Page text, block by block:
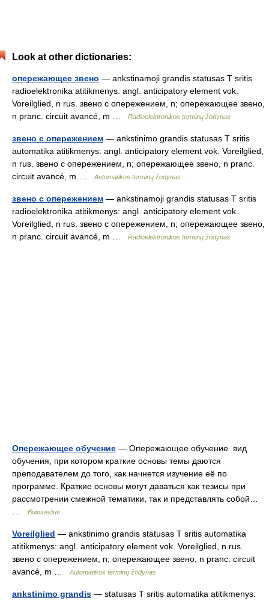
Look at other dictionaries:
опережающее звено — ankstinamoji grandis statusas T sritis
radioelektronika atitikmenys: angl. anticipatory element vok.
Voreilglied, n rus. звено с опережением, n; опережающее звено,
n pranc. circuit avancé, m …
Radioelektronikos terminų žodynas
звено с опережением — ankstinimo grandis statusas T sritis
automatika atitikmenys: angl. anticipatory element vok. Voreilglied,
n rus. звено с опережением, n; опережающее звено, n pranc.
circuit avancé, m …
Automatikos terminų žodynas
звено с опережением — ankstinamoji grandis statusas T sritis
radioelektronika atitikmenys: angl. anticipatory element vok.
Voreilglied, n rus. звено с опережением, n; опережающее звено,
n pranc. circuit avancé, m …
Radioelektronikos terminų žodynas
Опережающее обучение — Опережающее обучение вид
обучения, при котором краткие основы темы даются
преподавателем до того, как начнется изучение её по
программе. Краткие основы могут даваться как тезисы при
рассмотрении смежной тематики, так и представлять собой…
Википедия
Voreilglied — ankstinimo grandis statusas T sritis automatika
atitikmenys: angl. anticipatory element vok. Voreilglied, n rus.
звено с опережением, n; опережающее звено, n pranc. circuit
avancé, m …
Automatikos terminų žodynas
ankstinimo grandis — statusas T sritis automatika atitikmenys: